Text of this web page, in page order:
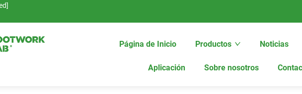
Página de Inicio Productos Noticias
Aplicación Sobre nosotros